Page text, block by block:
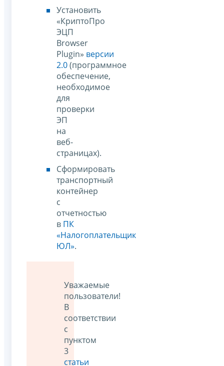
Установить
«КриптоПро
ЭЦП
Browser
Plugin» версии
2.0(программное
обеспечение,
необходимое
для
проверки
ЭП
на
веб-
страницах).
Сформировать
транспортный
контейнер
с
отчетностью
в ПК
«Налогоплательщик
ЮЛ».
Уважаемые
пользователи!
В
соответствии
с
пунктом
3
статьи